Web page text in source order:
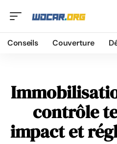
Conseils Couverture
contrôle
impact et